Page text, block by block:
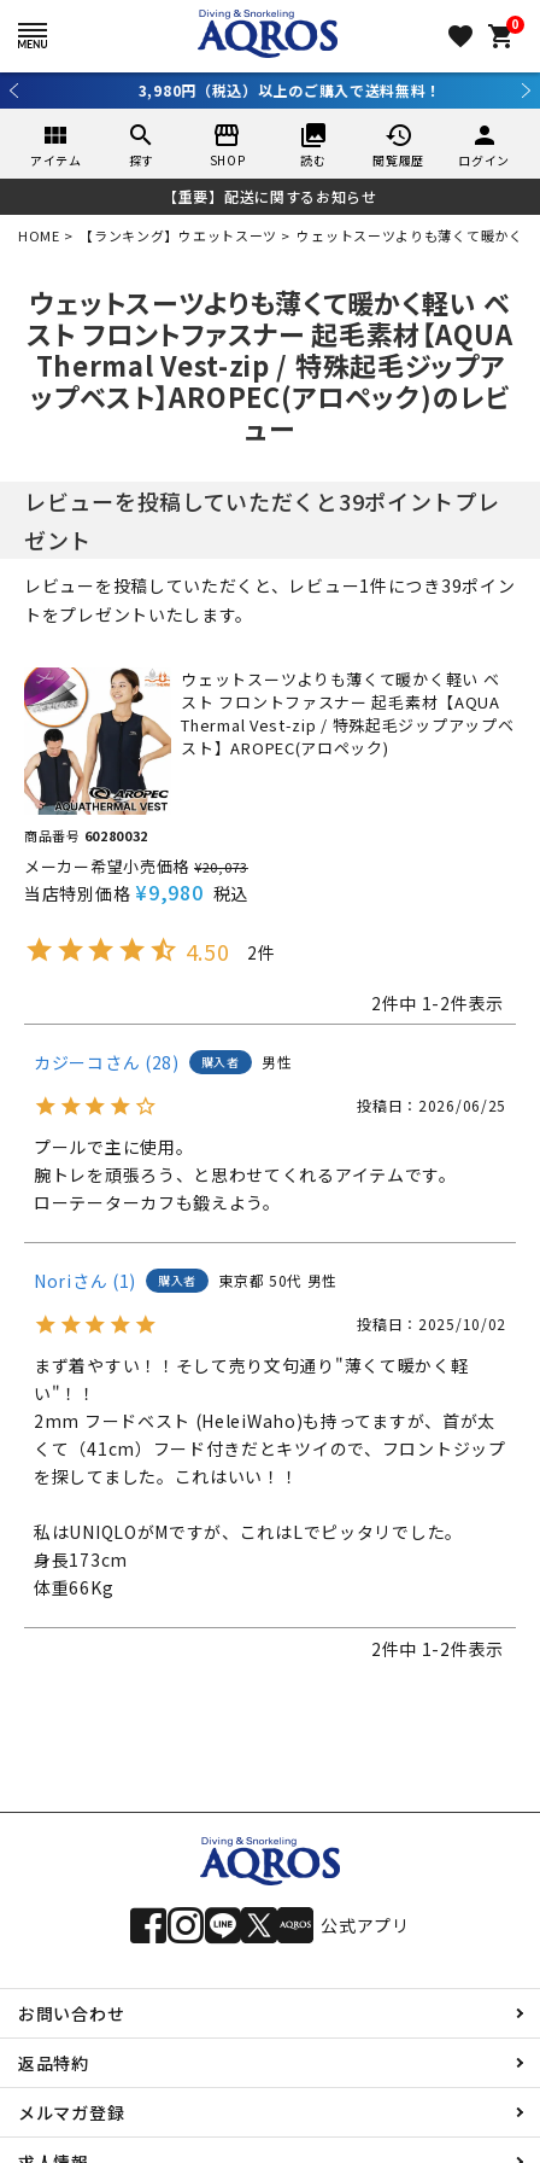
favorite 0
shopping_cart
3,980円（税込）以上のご購入で送料無料！
view_module
アイテム
search
探す
storefront
SHOP
collections
読む
history
閲覧履歴
person
ログイン
【重要】配送に関するお知らせ
HOME 【ランキング】ウエットスーツ ウェットスーツよりも薄くて暖かく
ウェットスーツよりも薄くて暖かく軽い ベ
スト フロントファスナー 起毛素材【AQUA
Thermal Vest-zip / 特殊起毛ジップア
ップベスト】AROPEC(アロペック)のレビ
ュー
レビューを投稿していただくと39ポイントプレ
ゼント
レビューを投稿していただくと、レビュー1件につき39ポイン
トをプレゼントいたします。
ウェットスーツよりも薄くて暖かく軽い ベ
スト フロントファスナー 起毛素材【AQUA
Thermal Vest-zip / 特殊起毛ジップアップベ
スト】AROPEC(アロペック)
商品番号 60280032
メーカー希望小売価格 ¥20,073
当店特別価格 ¥9,980 税込
4.50 2
2件中 1-2件表示
カジーコ 28 購入者 男性
投稿日 2026/06/25
プールで主に使用。
腕トレを頑張ろう、と思わせてくれるアイテムです。
ローテーターカフも鍛えよう。
Nori 1 購入者 東京都 50代 男性
投稿日 2025/10/02
まず着やすい！！そして売り文句通り"薄くて暖かく軽
い"！！
2mm フードベスト (HeleiWaho)も持ってますが、首が太
くて（41cm）フード付きだとキツイので、フロントジップ
を探してました。これはいい！！
私はUNIQLOがMですが、これはLでピッタリでした。
身長173cm
体重66Kg
2件中 1-2件表示
公式アプリ
お問い合わせ
返品特約
メルマガ登録